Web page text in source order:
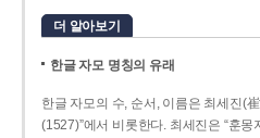
더 알아보기
한글 자모 명칭의 유래
한글 자모의 수, 순서, 이름은 최세진(
(1527)”에서 비롯한다. 최세진은 “훈